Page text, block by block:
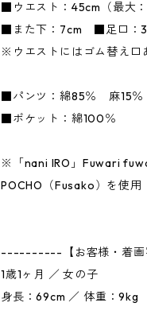
■ウエスト：45cm（最大
■また下：7cm ■足口：
※ウエストにはゴム替え口
■パンツ：綿85％ 麻15
■ポケット：綿100％
※「nani IRO」Fuwari
POCHO（Fusako）を使用
----------【お客様・着
1歳1ヶ月 ／ 女の子
身長：69cm ／ 体重：9kg